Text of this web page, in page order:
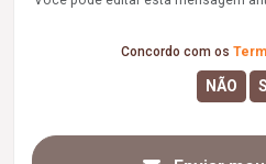
Concordo com os